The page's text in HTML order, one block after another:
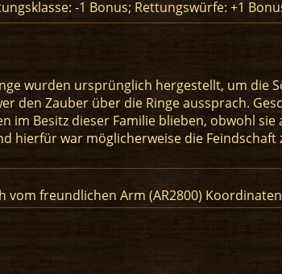
-1 Bonus; Rettungswürfe: +1
wurden ursprünglich hergestellt, um die
den Zauber über die Ringe aussprach.
im Besitz dieser Familie blieben, obwohl
hierfür war möglicherweise die Feindschaft
freundlichen Arm (AR2800) Koordinaten